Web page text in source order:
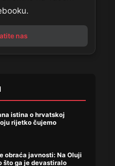
nas
istina o hrvatskoj
rijetko čujemo
obraća javnosti: Na Oluji
što ga je devastiralo